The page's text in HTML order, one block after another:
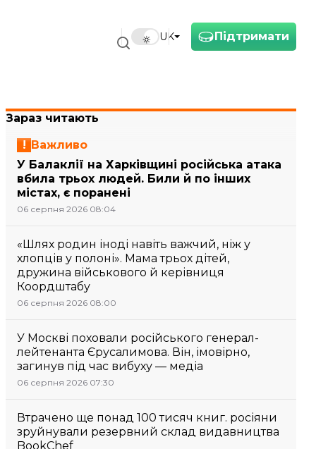
Підтримати
UK
Зараз читають
Важливо
У Балаклії на Харківщині російська атака
вбила трьох людей. Били й по інших
містах, є поранені
06 серпня 2026 08:04
«Шлях родин іноді навіть важчий, ніж у
хлопців у полоні». Мама трьох дітей,
дружина військового й керівниця
Коордштабу
06 серпня 2026 08:00
У Москві поховали російського генерал-
лейтенанта Єрусалимова. Він, імовірно,
загинув під час вибуху — медіа
06 серпня 2026 07:30
Втрачено ще понад 100 тисяч книг. росіяни
зруйнували резервний склад видавництва
BookChef